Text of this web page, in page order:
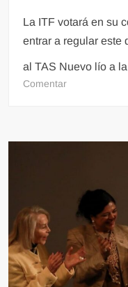
La ITF votará en su
entrar a regular este
al TAS Nuevo lío a
Comentaren
Internacional
de
Tenis
por
intromisión